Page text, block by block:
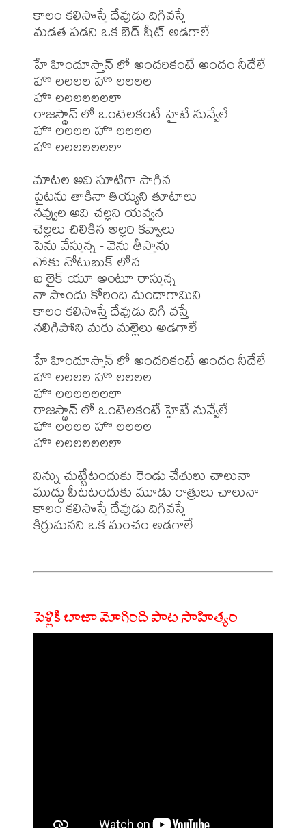
కాలం కలిసొస్తే దేవుడు దిగివస్తే
మడత పడని ఒక బెడ్ షీట్ అడగాలే
హే హిందూస్తాన్ లో అందరికంటే అందం నీదేలే
హొ లలలల హొ లలలల
హొ లలలలలలలా
రాజస్థాన్ లో ఒంటెలకంటే హైటే నువ్వేలే
హొ లలలల హొ లలలల
హొ లలలలలలలా
మాటల అవి సూటిగా సాగిన
పైటను తాకినా తియ్యని తూటాలు
నవ్వుల అవి చల్లని యవ్వన
చెల్లలు చిలికిన అల్లరి కవ్వాలు
పెను వేస్తున్న - వెను తీస్తాను
సోకు నోటుబుక్ లోన
ఐ లైక్ యూ అంటూ రాస్తున్న
నా పొందు కోరింది మందాగామిని
కాలం కలిసొస్తే దేవుడు దిగి వస్తే
నలిగిపోని మరు మల్లెలు అడగాలే
హే హిందూస్తాన్ లో అందరికంటే అందం నీదేలే
హొ లలలల హొ లలలల
హొ లలలలలలలా
రాజస్థాన్ లో ఒంటెలకంటే హైటే నువ్వేలే
హొ లలలల హొ లలలల
హొ లలలలలలలా
నిన్ను చుట్టేటందుకు రెండు చేతులు చాలునా
ముద్దు పీటటందుకు మూడు రాత్రులు చాలునా
కాలం కలిసొస్తే దేవుడు దిగివస్తే
కిర్రుమనని ఒక మంచం అడగాలే
పెళ్లికి బాజా మోగింది పాట సాహిత్యం